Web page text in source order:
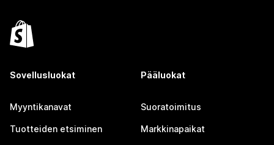
Sovellusluokat
Myyntikanavat
Tuotteiden etsiminen
Pääluokat
Suoratoimitus
Markkinapaikat